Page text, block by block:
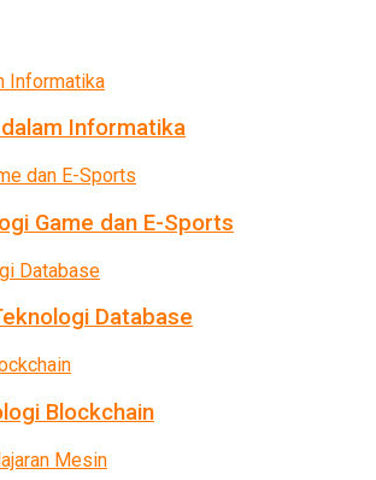
Informatika
Game dan E-Sports
Database
Blockchain